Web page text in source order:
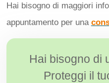
Hai bisogno di maggiori
appuntamento per una
Hai bisogno di
Proteggi il